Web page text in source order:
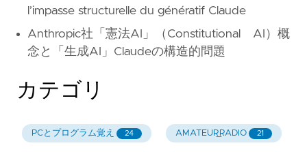
l’impasse structurelle du génératif Claude
Anthropic社「憲法AI」（Constitutional AI）概
念と「生成AI」Claudeの構造的問題
カテゴリ
PCとプログラム覚え 24 AMATEUR_RADIO 21